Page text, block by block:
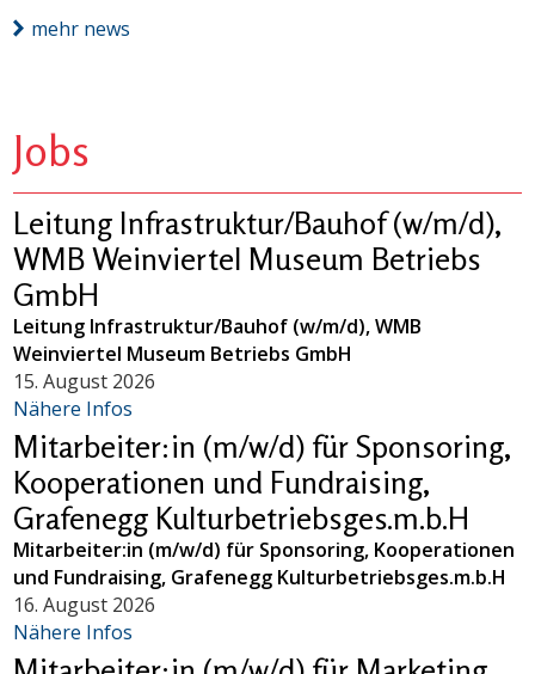
mehr news
Jobs
Leitung Infrastruktur/Bauhof (w/m/d),
WMB Weinviertel Museum Betriebs
GmbH
Leitung Infrastruktur/Bauhof (w/m/d), WMB
Weinviertel Museum Betriebs GmbH
15. August 2026
Nähere Infos
Mitarbeiter:in (m/w/d) für Sponsoring,
Kooperationen und Fundraising,
Grafenegg Kulturbetriebsges.m.b.H
Mitarbeiter:in (m/w/d) für Sponsoring, Kooperationen
und Fundraising, Grafenegg Kulturbetriebsges.m.b.H
16. August 2026
Nähere Infos